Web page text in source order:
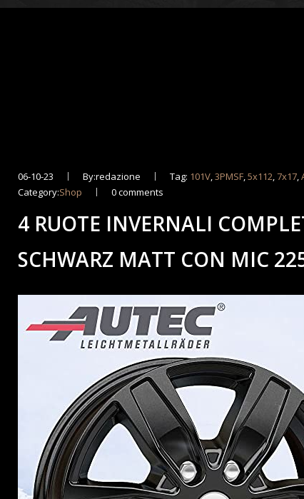
06-10-23 By:redazione Tag: 101V,3PMSF,5x112,7x17,
Category:Shop 0 comments
4 RUOTE INVERNALI
SCHWARZ MATT CON MIC